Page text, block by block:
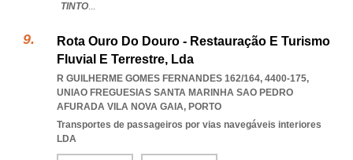
TINTO...
Rota Ouro Do Douro - Restauração E Turismo
Fluvial E Terrestre, Lda
R GUILHERME GOMES FERNANDES 162/164, 4400-175,
UNIAO FREGUESIAS SANTA MARINHA SAO PEDRO
AFURADA VILA NOVA GAIA, PORTO
Transportes de passageiros por vias navegáveis interiores
LDA